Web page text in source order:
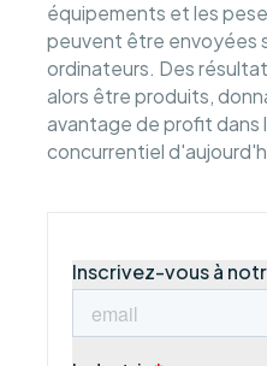
équipements et les
peuvent être envoyées
ordinateurs. Des
alors être produits,
avantage de profit dans
concurrentiel